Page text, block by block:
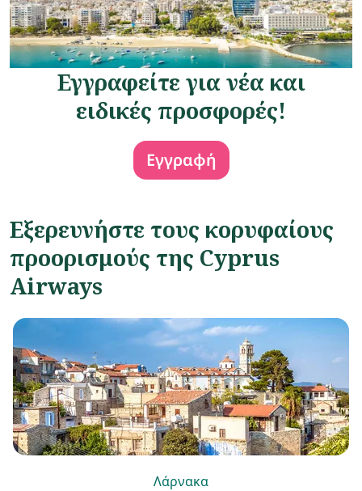
Εγγραφείτε για νέα και
ειδικές προσφορές!
Εγγραφή
Εξερευνήστε τους κορυφαίους
προορισμούς της Cyprus
Airways
Λάρνακα